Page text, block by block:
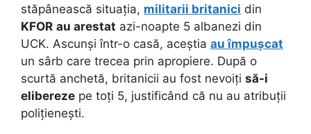
stăpânească situația, militarii britanici din
KFOR au arestat azi-noapte 5 albanezi din
UCK. Ascunși într-o casă, aceștia au împușcat
un sârb care trecea prin apropiere. După o
scurtă anchetă, britanicii au fost nevoiți să-i
elibereze pe toți 5, justificând că nu au atribuții
polițienești.